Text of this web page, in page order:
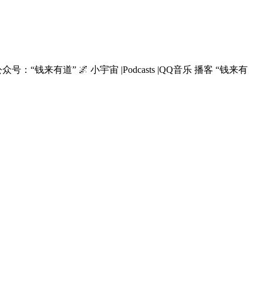
：“钱来有道” 🌌 小宇宙 |Podcasts |QQ音乐 播客 “钱来有